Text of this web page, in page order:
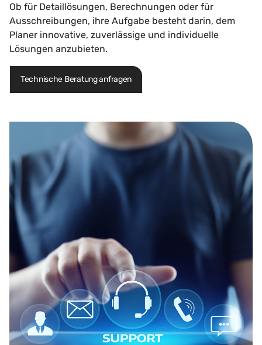
Ob für Detaillösungen, Berechnungen oder für
Ausschreibungen, ihre Aufgabe besteht darin, dem
Planer innovative, zuverlässige und individuelle
Lösungen anzubieten.
Technische Beratung anfragen